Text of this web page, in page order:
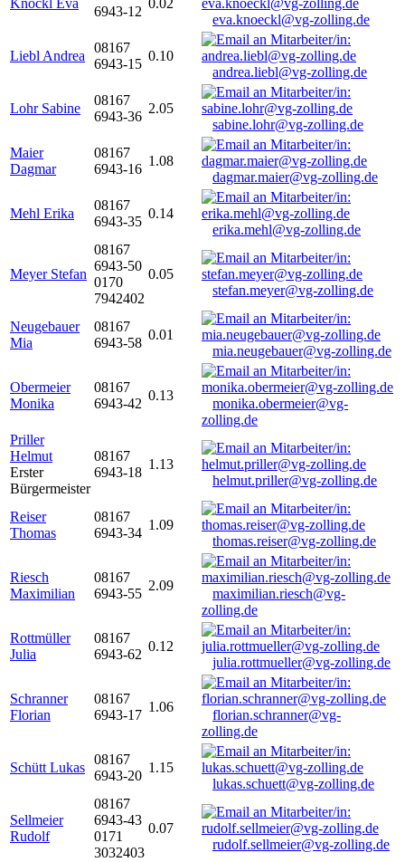
Knöckl Eva
6943-12
0.02
eva.knoeckl@vg-zolling.de
Liebl Andrea
08167
6943-15
0.10
andrea.liebl@vg-zolling.de
Lohr Sabine
08167
6943-36
2.05
sabine.lohr@vg-zolling.de
Maier
Dagmar
08167
6943-16
1.08
dagmar.maier@vg-zolling.de
Mehl Erika
08167
6943-35
0.14
erika.mehl@vg-zolling.de
Meyer Stefan
08167
6943-50
0170
7942402
0.05
stefan.meyer@vg-zolling.de
Neugebauer
Mia
08167
6943-58
0.01
mia.neugebauer@vg-zolling.de
Obermeier
Monika
08167
6943-42
0.13
monika.obermeier@vg-
zolling.de
Priller
Helmut
Erster
Bürgermeister
08167
6943-18
1.13
helmut.priller@vg-zolling.de
Reiser
Thomas
08167
6943-34
1.09
thomas.reiser@vg-zolling.de
Riesch
Maximilian
08167
6943-55
2.09
maximilian.riesch@vg-
zolling.de
Rottmüller
Julia
08167
6943-62
0.12
julia.rottmueller@vg-zolling.de
Schranner
Florian
08167
6943-17
1.06
florian.schranner@vg-
zolling.de
Schütt Lukas
08167
6943-20
1.15
lukas.schuett@vg-zolling.de
Sellmeier
Rudolf
08167
6943-43
0171
3032403
0.07
rudolf.sellmeier@vg-zolling.de